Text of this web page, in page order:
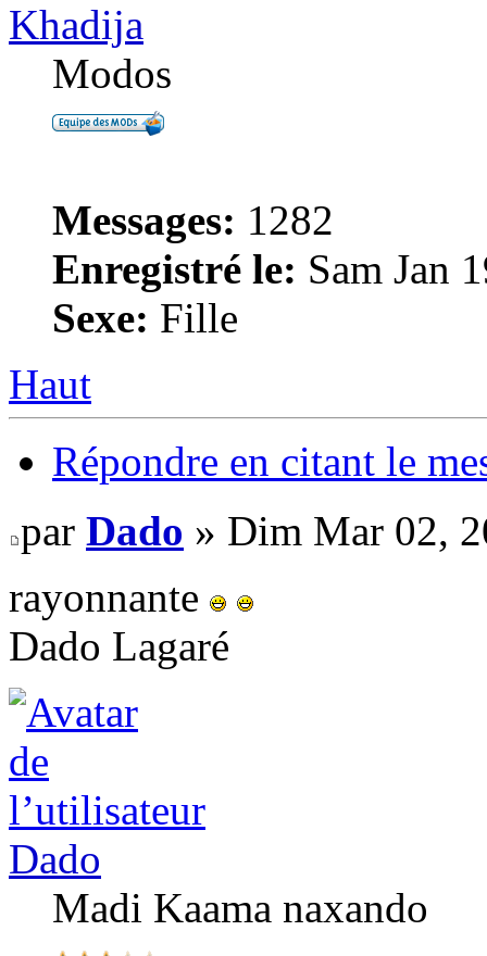
Khadija
Modos
Messages: 1282
Enregistré le: Sam Jan
Sexe: Fille
Haut
Répondre en citant le
par Dado » Dim Mar 02,
rayonnante
Dado Lagaré
Dado
Madi Kaama naxando